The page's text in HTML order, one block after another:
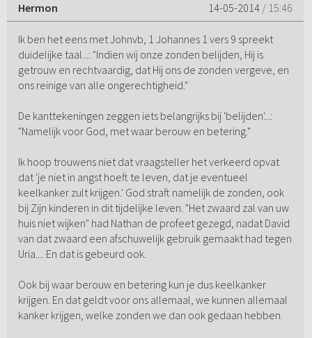
Hermon 14-05-2014 / 15:46
Ik ben het eens met Johnvb, 1 Johannes 1 vers 9 spreekt
duidelijke taal...: "Indien wij onze zonden belijden, Hij is
getrouw en rechtvaardig, dat Hij ons de zonden vergeve, en
ons reinige van alle ongerechtigheid."
De kanttekeningen zeggen iets belangrijks bij 'belijden'...:
"Namelijk voor God, met waar berouw en betering."
Ik hoop trouwens niet dat vraagsteller het verkeerd opvat
dat 'je niet in angst hoeft te leven, dat je eventueel
keelkanker zult krijgen.' God straft namelijk de zonden, ook
bij Zijn kinderen in dit tijdelijke leven. "Het zwaard zal van uw
huis niet wijken" had Nathan de profeet gezegd, nadat David
van dat zwaard een afschuwelijk gebruik gemaakt had tegen
Uria.... En dat is gebeurd ook.
Ook bij waar berouw en betering kun je dus keelkanker
krijgen. En dat geldt voor ons allemaal, we kunnen allemaal
kanker krijgen, welke zonden we dan ook gedaan hebben.